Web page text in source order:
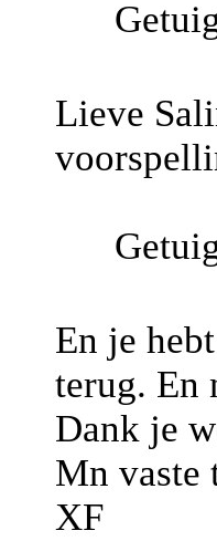
Lieve
En je
terug. En
Dank je
Mn vaste
XF